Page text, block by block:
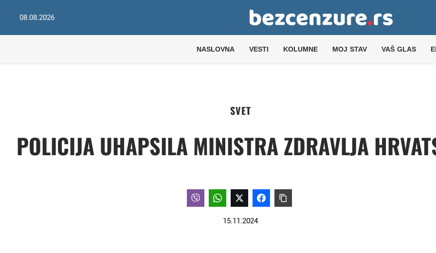
08.08.2026
NASLOVNA VESTI KOLUMNE MOJ STAV VAŠ GLAS
SVET
POLICIJA UHAPSILA MINISTRA ZDRAVLJA
15.11.2024